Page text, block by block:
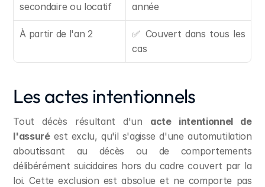
secondaire ou locatif
année
À partir de l'an 2
✅ Couvert dans tous les
cas
Les actes intentionnels
Tout décès résultant d'un acte intentionnel de
l'assuré est exclu, qu'il s'agisse d'une automutilation
aboutissant au décès ou de comportements
délibérément suicidaires hors du cadre couvert par la
loi. Cette exclusion est absolue et ne comporte pas